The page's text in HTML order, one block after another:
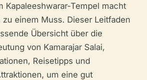
Kapaleeshwarar-Tempel macht
einem Muss. Dieser Leitfaden
Übersicht über die
von Kamarajar Salai,
Reisetipps und
um eine gut